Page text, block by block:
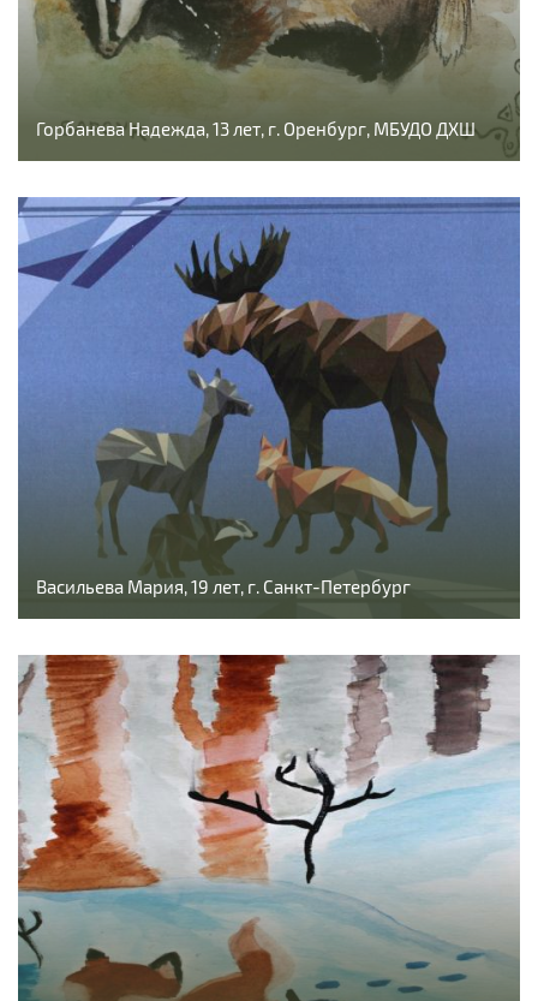
Горбанева Надежда, 13 лет, г. Оренбург, МБУДО ДХШ
Васильева Мария, 19 лет, г. Санкт-Петербург